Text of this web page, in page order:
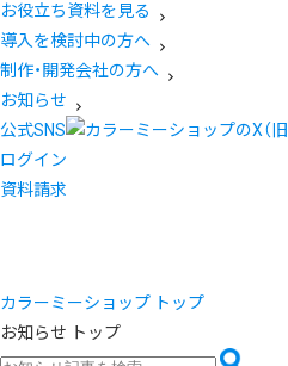
お役立ち資料を見る
導入を検討中の方へ
制作・開発会社の方へ
お知らせ
公式SNS
ログイン
資料請求
カラーミーショップ トップ
お知らせ トップ